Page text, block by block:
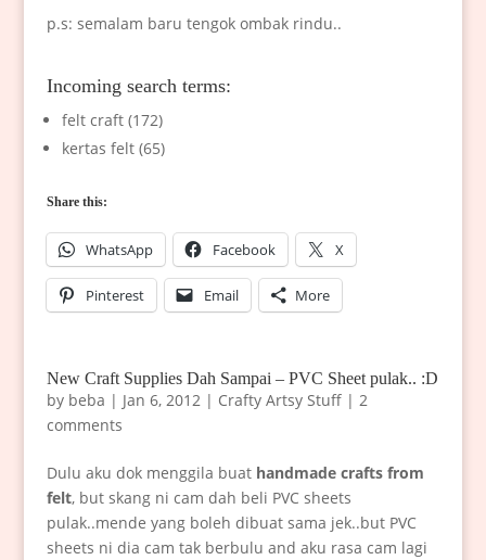
p.s: semalam baru tengok ombak rindu..
Incoming search terms:
felt craft (172)
kertas felt (65)
Share this:
WhatsApp Facebook X
Pinterest Email More
New Craft Supplies Dah Sampai – PVC Sheet pulak.. :D
by beba | Jan 6, 2012| Crafty Artsy Stuff| 2
comments
Dulu aku dok menggila buat handmade crafts from
felt, but skang ni cam dah beli PVC sheets
pulak..mende yang boleh dibuat sama jek..but PVC
sheets ni dia cam tak berbulu and aku rasa cam lagi